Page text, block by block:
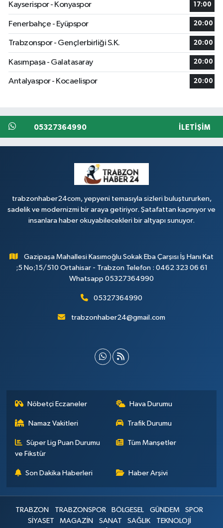
Kayserispor - Konyaspor
17:00
Fenerbahçe - Eyüpspor 20:00
Trabzonspor - Gençlerbirliği S.K. 20:00
Kasımpaşa - Galatasaray 20:00
Antalyaspor - Kocaelispor 20:00
05327364990 İLETIŞIM
trabzonhaber24com, yepyeni temasıyla sizleri buluştururken,
sadelik ve modernizmi bir araya getiriyor. Şatafattan kaçınıyor ve
insanlara haber okuyabilecekleri bir altyapı sunuyor.
Gazipaşa Mahallesi Kasımoğlu Sokak Eba Çarşısı İş Hanı Kat
;5 No;15/510 Ortahisar - Trabzon Telefon : 0462 323 06 61
Whatsapp 05327364990
05327364990
trabzonhaber24@gmail.com
Nöbetçi Eczaneler Hava Durumu
Namaz Vakitleri Trafik Durumu
Süper Lig Puan Durumu
ve Fikstür
Tüm Manşetler
Son Dakika Haberleri Haber Arşivi
TRABZON TRABZONSPOR BÖLGESEL GÜNDEM
SPOR
SİYASET
MAGAZİN SANAT SAĞLIK TEKNOLOJİ